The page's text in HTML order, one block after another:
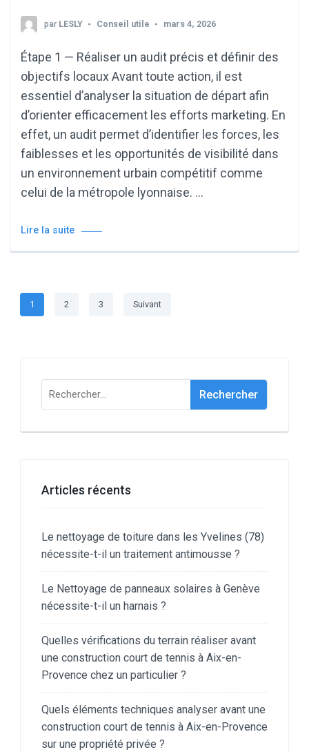
par LESLY Conseil utile mars 4, 2026
Étape 1 — Réaliser un audit précis et définir des
objectifs locaux Avant toute action, il est
essentiel d’analyser la situation de départ afin
d’orienter efficacement les efforts marketing. En
effet, un audit permet d’identifier les forces, les
faiblesses et les opportunités de visibilité dans
un environnement urbain compétitif comme
celui de la métropole lyonnaise. …
Lire la suite
Pagination
des
Page
1 Page
2 Page
3 Suivant
Rechercher :
Articles récents
Le nettoyage de toiture dans les Yvelines (78)
nécessite-t-il un traitement antimousse ?
Le Nettoyage de panneaux solaires à Genève
nécessite-t-il un harnais ?
Quelles vérifications du terrain réaliser avant
une construction court de tennis à Aix-en-
Provence chez un particulier ?
Quels éléments techniques analyser avant une
construction court de tennis à Aix-en-Provence
sur une propriété privée ?